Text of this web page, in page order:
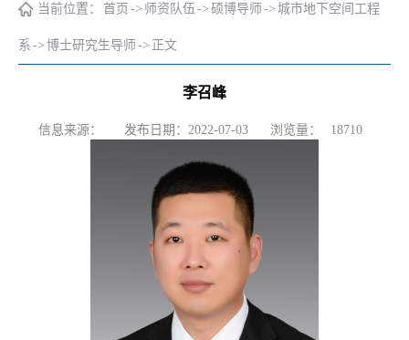
当前位置： 首页 -> 师资队伍 -> 硕博导师-> 城市地下空间工程
系 -> 博士研究生导师-> 正文
李召峰
信息来源： 发布日期：2022-07-03 浏览量： 18710